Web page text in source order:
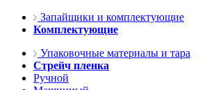
Запайщики и комплектующие
Комплектующие
Упаковочные материалы и тара
Стрейч пленка
Ручной